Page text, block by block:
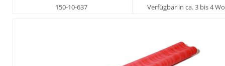
150-10-637
Verfügbar in ca. 3 bis 4